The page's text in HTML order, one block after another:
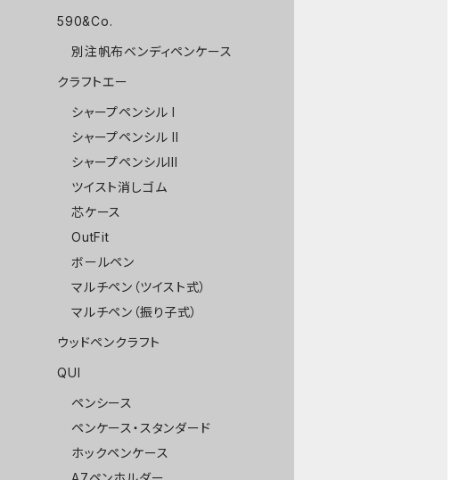
590&Co.
別注帆布ベンディペンケース
クラフトエー
シャープペンシル I
シャープペンシル II
シャープペンシルIII
ツイスト消しゴム
芯ケース
OutFit
ボールペン
マルチペン（ツイスト式）
マルチペン（振り子式）
ウッドペンクラフト
QUI
ペンシース
ペンケース・スタンダード
ホックペンケース